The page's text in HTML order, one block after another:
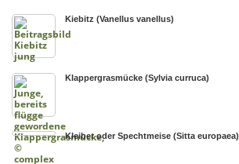
Kiebitz (Vanellus vanellus)
Klappergrasmücke (Sylvia curruca)
Kleiber oder Spechtmeise (Sitta europaea)